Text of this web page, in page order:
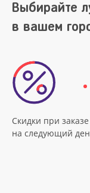
Выбирайте
в вашем
Скидки при заказе
на следующий